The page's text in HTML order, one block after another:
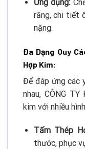
Ứng dụng:
răng, chi tiết
nặng.
Đa Dạng Quy
Hợp Kim:
Để đáp ứng các
nhau, CÔNG
kim với nhiều
Tấm Thép
thước, phục